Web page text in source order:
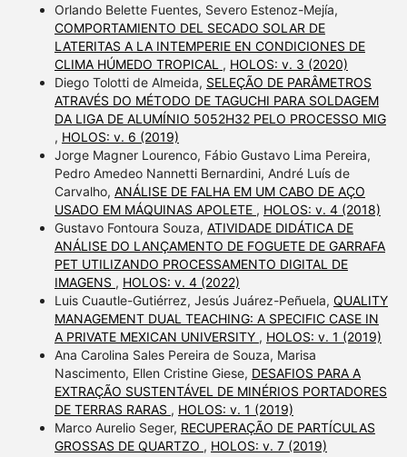
Orlando Belette Fuentes, Severo Estenoz-Mejía,
COMPORTAMIENTO DEL SECADO SOLAR DE
LATERITAS A LA INTEMPERIE EN CONDICIONES DE
CLIMA HÚMEDO TROPICAL , HOLOS: v. 3 (2020)
Diego Tolotti de Almeida, SELEÇÃO DE PARÂMETROS
ATRAVÉS DO MÉTODO DE TAGUCHI PARA SOLDAGEM
DA LIGA DE ALUMÍNIO 5052H32 PELO PROCESSO MIG
, HOLOS: v. 6 (2019)
Jorge Magner Lourenco, Fábio Gustavo Lima Pereira,
Pedro Amedeo Nannetti Bernardini, André Luís de
Carvalho, ANÁLISE DE FALHA EM UM CABO DE AÇO
USADO EM MÁQUINAS APOLETE , HOLOS: v. 4 (2018)
Gustavo Fontoura Souza, ATIVIDADE DIDÁTICA DE
ANÁLISE DO LANÇAMENTO DE FOGUETE DE GARRAFA
PET UTILIZANDO PROCESSAMENTO DIGITAL DE
IMAGENS , HOLOS: v. 4 (2022)
Luis Cuautle-Gutiérrez, Jesús Juárez-Peñuela, QUALITY
MANAGEMENT DUAL TEACHING: A SPECIFIC CASE IN
A PRIVATE MEXICAN UNIVERSITY , HOLOS: v. 1 (2019)
Ana Carolina Sales Pereira de Souza, Marisa
Nascimento, Ellen Cristine Giese, DESAFIOS PARA A
EXTRAÇÃO SUSTENTÁVEL DE MINÉRIOS PORTADORES
DE TERRAS RARAS , HOLOS: v. 1 (2019)
Marco Aurelio Seger, RECUPERAÇÃO DE PARTÍCULAS
GROSSAS DE QUARTZO , HOLOS: v. 7 (2019)